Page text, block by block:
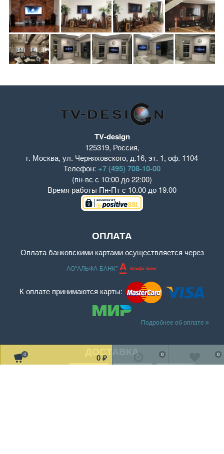
0 0 ₽
0
0
TV-design
125319, Россия,
г. Москва, ул. Черняховского, д.16, эт. 1, оф. 1104
Телефон: +7 (495) 708-10-00
(пн-вс с 10:00 до 22:00)
Время работы Пн-Пт с 10.00 до 19.00
ОПЛАТА
Оплата банковскими картами осуществляется через
АО"АЛЬФА-БАНК"
К оплате принимаются карты:
Подробнее об оплате
ДОСТАВКА